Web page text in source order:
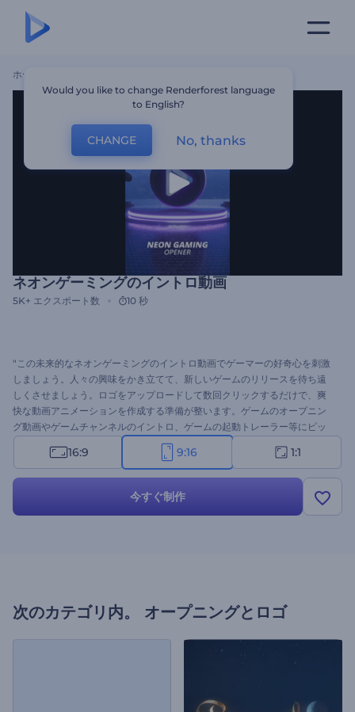
ホーム
ネオンゲーミングのイントロ動画
5K+ エクスポート数 10 秒
"この未来的なネオンゲーミングのイントロ動画でゲーマーの好奇心を刺激
しましょう。人々の興味をかき立てて、新しいゲームのリリースを待ち遠
しくさせましょう。ロゴをアップロードして数回クリックするだけで、爽
快な動画アニメーションを作成する準備が整います。ゲームのオープニン
グ動画やゲームチャンネルのイントロ、ゲームの起動トレーラー等にピッ
タリです。今試してみてください！ "
16:9 9:16 1:1
今すぐ制作
次のカテゴリ内。 オープニングとロゴ
Would you like to change Renderforest language
to English?
CHANGE No, thanks